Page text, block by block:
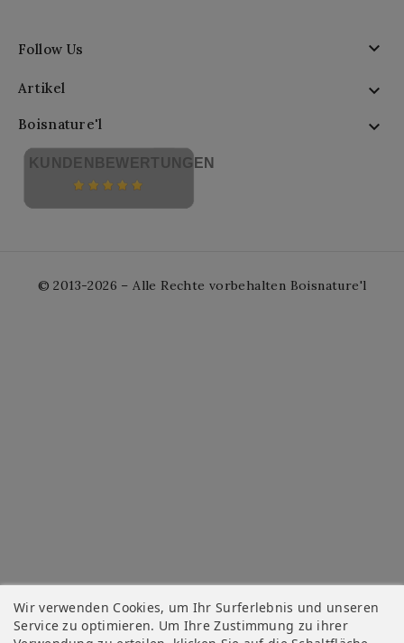
Follow Us 
Artikel 
Boisnature'l 
Wir verwenden Cookies, um Ihr Surferlebnis und unseren
Service zu optimieren. Um Ihre Zustimmung zu ihrer
KUNDENBEWERTUNGEN
© 2013-2026 – Alle Rechte vorbehalten Boisnature'l